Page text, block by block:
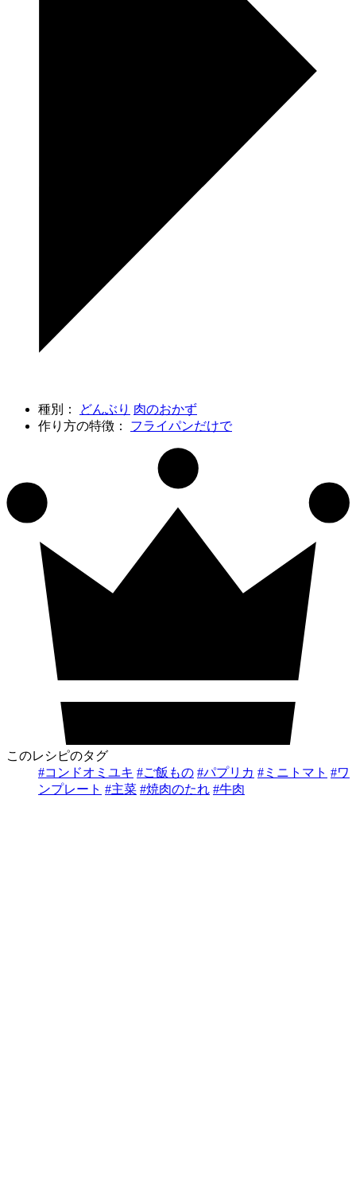
種別： どんぶり 肉のおかず
作り方の特徴： フライパンだけで
このレシピのタグ
#コンドオミユキ #ご飯もの #パプリカ #ミニトマト #ワ
ンプレート #主菜 #焼肉のたれ #牛肉